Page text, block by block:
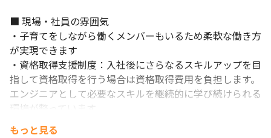
■ 現場・社員の雰囲気
・子育てをしながら働くメンバーもいるため柔軟な働き方
が実現できます
・資格取得支援制度：入社後にさらなるスキルアップを目
指して資格取得を行う場合は資格取得費用を負担します。
エンジニアとして必要なスキルを継続的に学び続けられる
環境が整っています
もっと見る